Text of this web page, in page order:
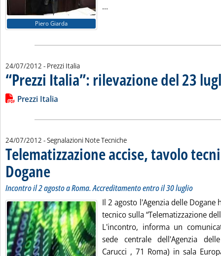
Piero Giarda
...
24/07/2012 - Prezzi Italia
“Prezzi Italia”: rilevazione del 23
Leggi tutta la notizia: '“Prezzi Italia”: rilevazione del 23 luglio'
Lista allegati PDF alla notizia
Prezzi Italia
24/07/2012 - Segnalazioni Note Tecniche
Telematizzazione accise, tavolo
Dogane
Incontro il 2 agosto a Roma. Accreditamento entro il 30 luglio
Il 2 agosto l'Agenzia delle Dogane
tecnico sulla “Telematizzazione
L'incontro, informa un
sede centrale dell'Agenzia
Carucci , 71 Roma) in sala